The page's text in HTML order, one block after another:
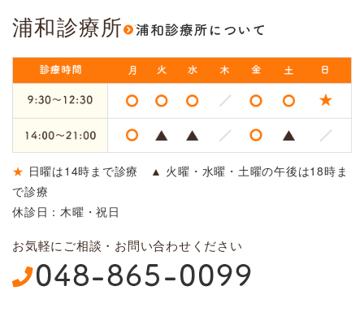
浦和診療所
★ 日曜は14時まで診療 ▲ 火曜・水曜・土曜の午後は18時ま
で診療
休診日：木曜・祝日
お気軽にご相談・お問い合わせください